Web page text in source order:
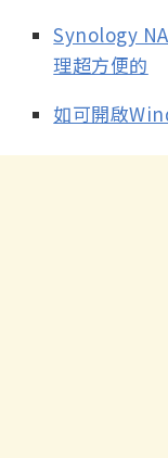
Synology
理超方便的
如可開啟